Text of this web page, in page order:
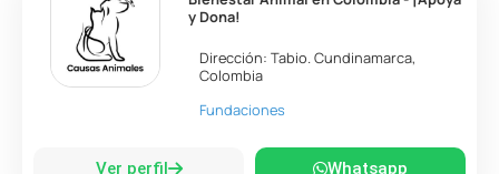
y Dona!
Dirección:Tabio.Cundinamarca,
Colombia
Fundaciones
Ver perfil Whatsapp